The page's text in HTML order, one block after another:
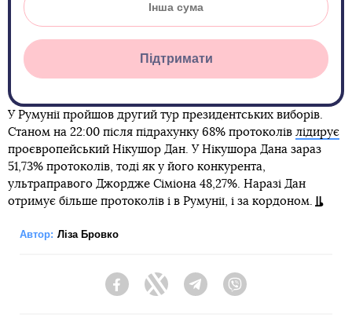
Підтримати
У Румунії пройшов другий тур президентських виборів.
Станом на 22:00 після підрахунку 68% протоколів лідирує
проєвропейський Нікушор Дан. У Нікушора Дана зараз
51,73% протоколів, тоді як у його конкурента,
ультраправого Джордже Сіміона 48,27%. Наразі Дан
отримує більше протоколів і в Румунії, і за кордоном.
Автор: Ліза Бровко
FacebookTwitter Telegram